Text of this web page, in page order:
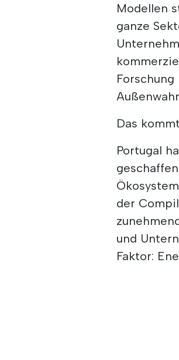
Modellen
ganze
Das
Portugal
der
und
Faktor: